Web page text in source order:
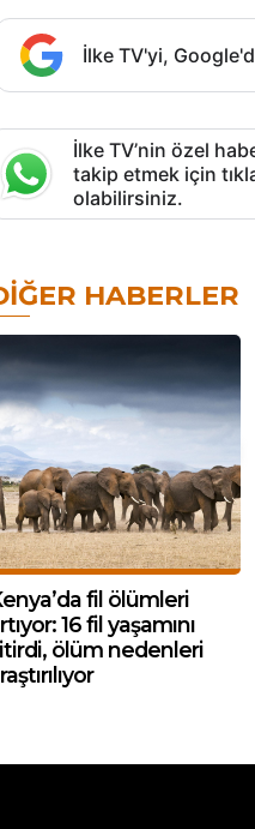
İlke TV'yi,
İlke TV’nin özel
takip etmek için
olabilirsiniz.
HABERLER
fil ölümleri
16 fil yaşamını
ölüm nedenleri